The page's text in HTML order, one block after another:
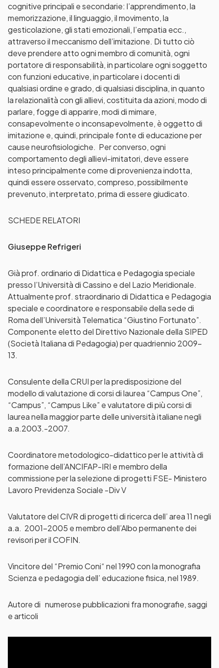
cognitive principali e secondarie: l’apprendimento, la
memorizzazione, il linguaggio, il movimento, la
gesticolazione, gli stati emozionali, l’empatia ecc.,
attraverso il meccanismo dell’imitazione. Di tutto ciò
deve prendere atto ogni membro di comunità, ogni
portatore di responsabilità, in particolare ogni soggetto
con funzioni educative, in particolare i docenti di
qualsiasi ordine e grado, di qualsiasi disciplina, in quanto
la relazionalità con gli allievi, costituita da azioni, modo di
parlare, fogge di apparire, modi di mimare,
consapevolmente o inconsapevolmente, è oggetto di
imitazione e, quindi, principale fonte di educazione per
cause neurofisiologiche. Per converso, ogni
comportamento degli allievi-imitatori, deve essere
inteso principalmente come di provenienza indotta,
quindi essere osservato, compreso, possibilmente
prevenuto, interpretato, prima di essere giudicato.
SCHEDE RELATORI
Giuseppe Refrigeri
Già prof. ordinario di Didattica e Pedagogia speciale
presso l’Università di Cassino e del Lazio Meridionale.
Attualmente prof. straordinario di Didattica e Pedagogia
speciale e coordinatore e responsabile della sede di
Roma dell’Università Telematica “Giustino Fortunato”.
Componente eletto del Direttivo Nazionale della SIPED
(Società Italiana di Pedagogia) per quadriennio 2009-
13.
Consulente della CRUI per la predisposizione del
modello di valutazione di corsi di laurea “Campus One”,
“Campus”, “Campus Like” e valutatore di più corsi di
laurea nella maggior parte delle università italiane negli
a.a.2003.-2007.
Coordinatore metodologico-didattico per le attività di
formazione dell’ANCIFAP-IRI e membro della
commissione per la selezione di progetti FSE- Ministero
Lavoro Previdenza Sociale -Div V
Valutatore del CIVR di progetti di ricerca dell’ area 11 negli
a.a. 2001-2005 e membro dell’Albo permanente dei
revisori per il COFIN.
Vincitore del “Premio Coni“ nel 1990 con la monografia
Scienza e pedagogia dell’ educazione fisica, nel 1989.
Autore di numerose pubblicazioni fra monografie, saggi
e articoli